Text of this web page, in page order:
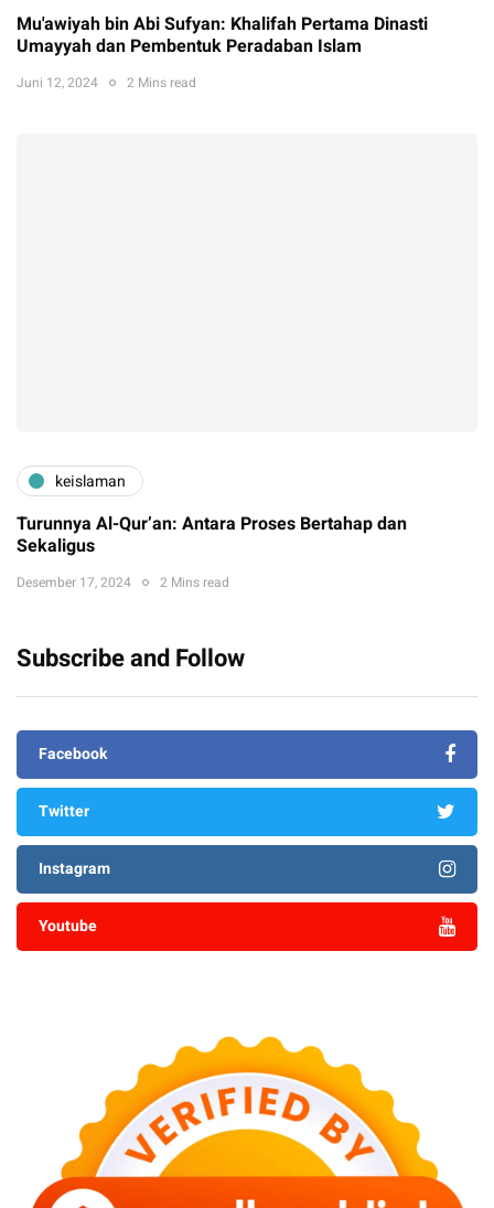
Mu'awiyah bin Abi Sufyan: Khalifah Pertama Dinasti
Umayyah dan Pembentuk Peradaban Islam
Juni 12, 2024 2 Mins read
keislaman
Turunnya Al-Qur’an: Antara Proses Bertahap dan
Sekaligus
Desember 17, 2024 2 Mins read
Subscribe and Follow
Facebook
Twitter
Instagram
Youtube